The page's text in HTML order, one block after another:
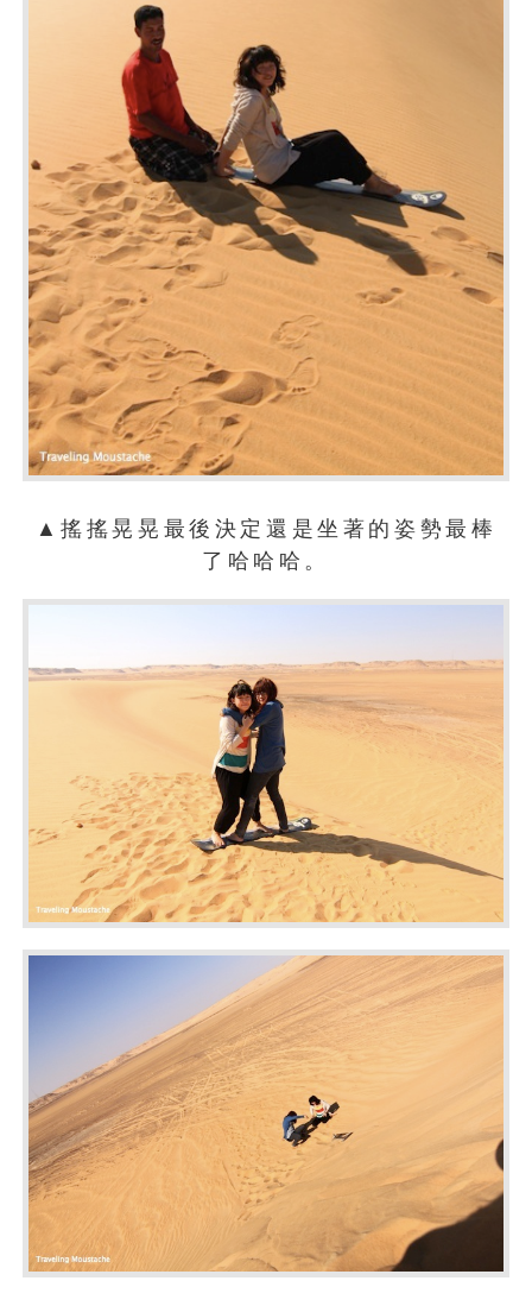
▲搖搖晃晃最後決定還是坐著的姿勢最棒
了哈哈哈。